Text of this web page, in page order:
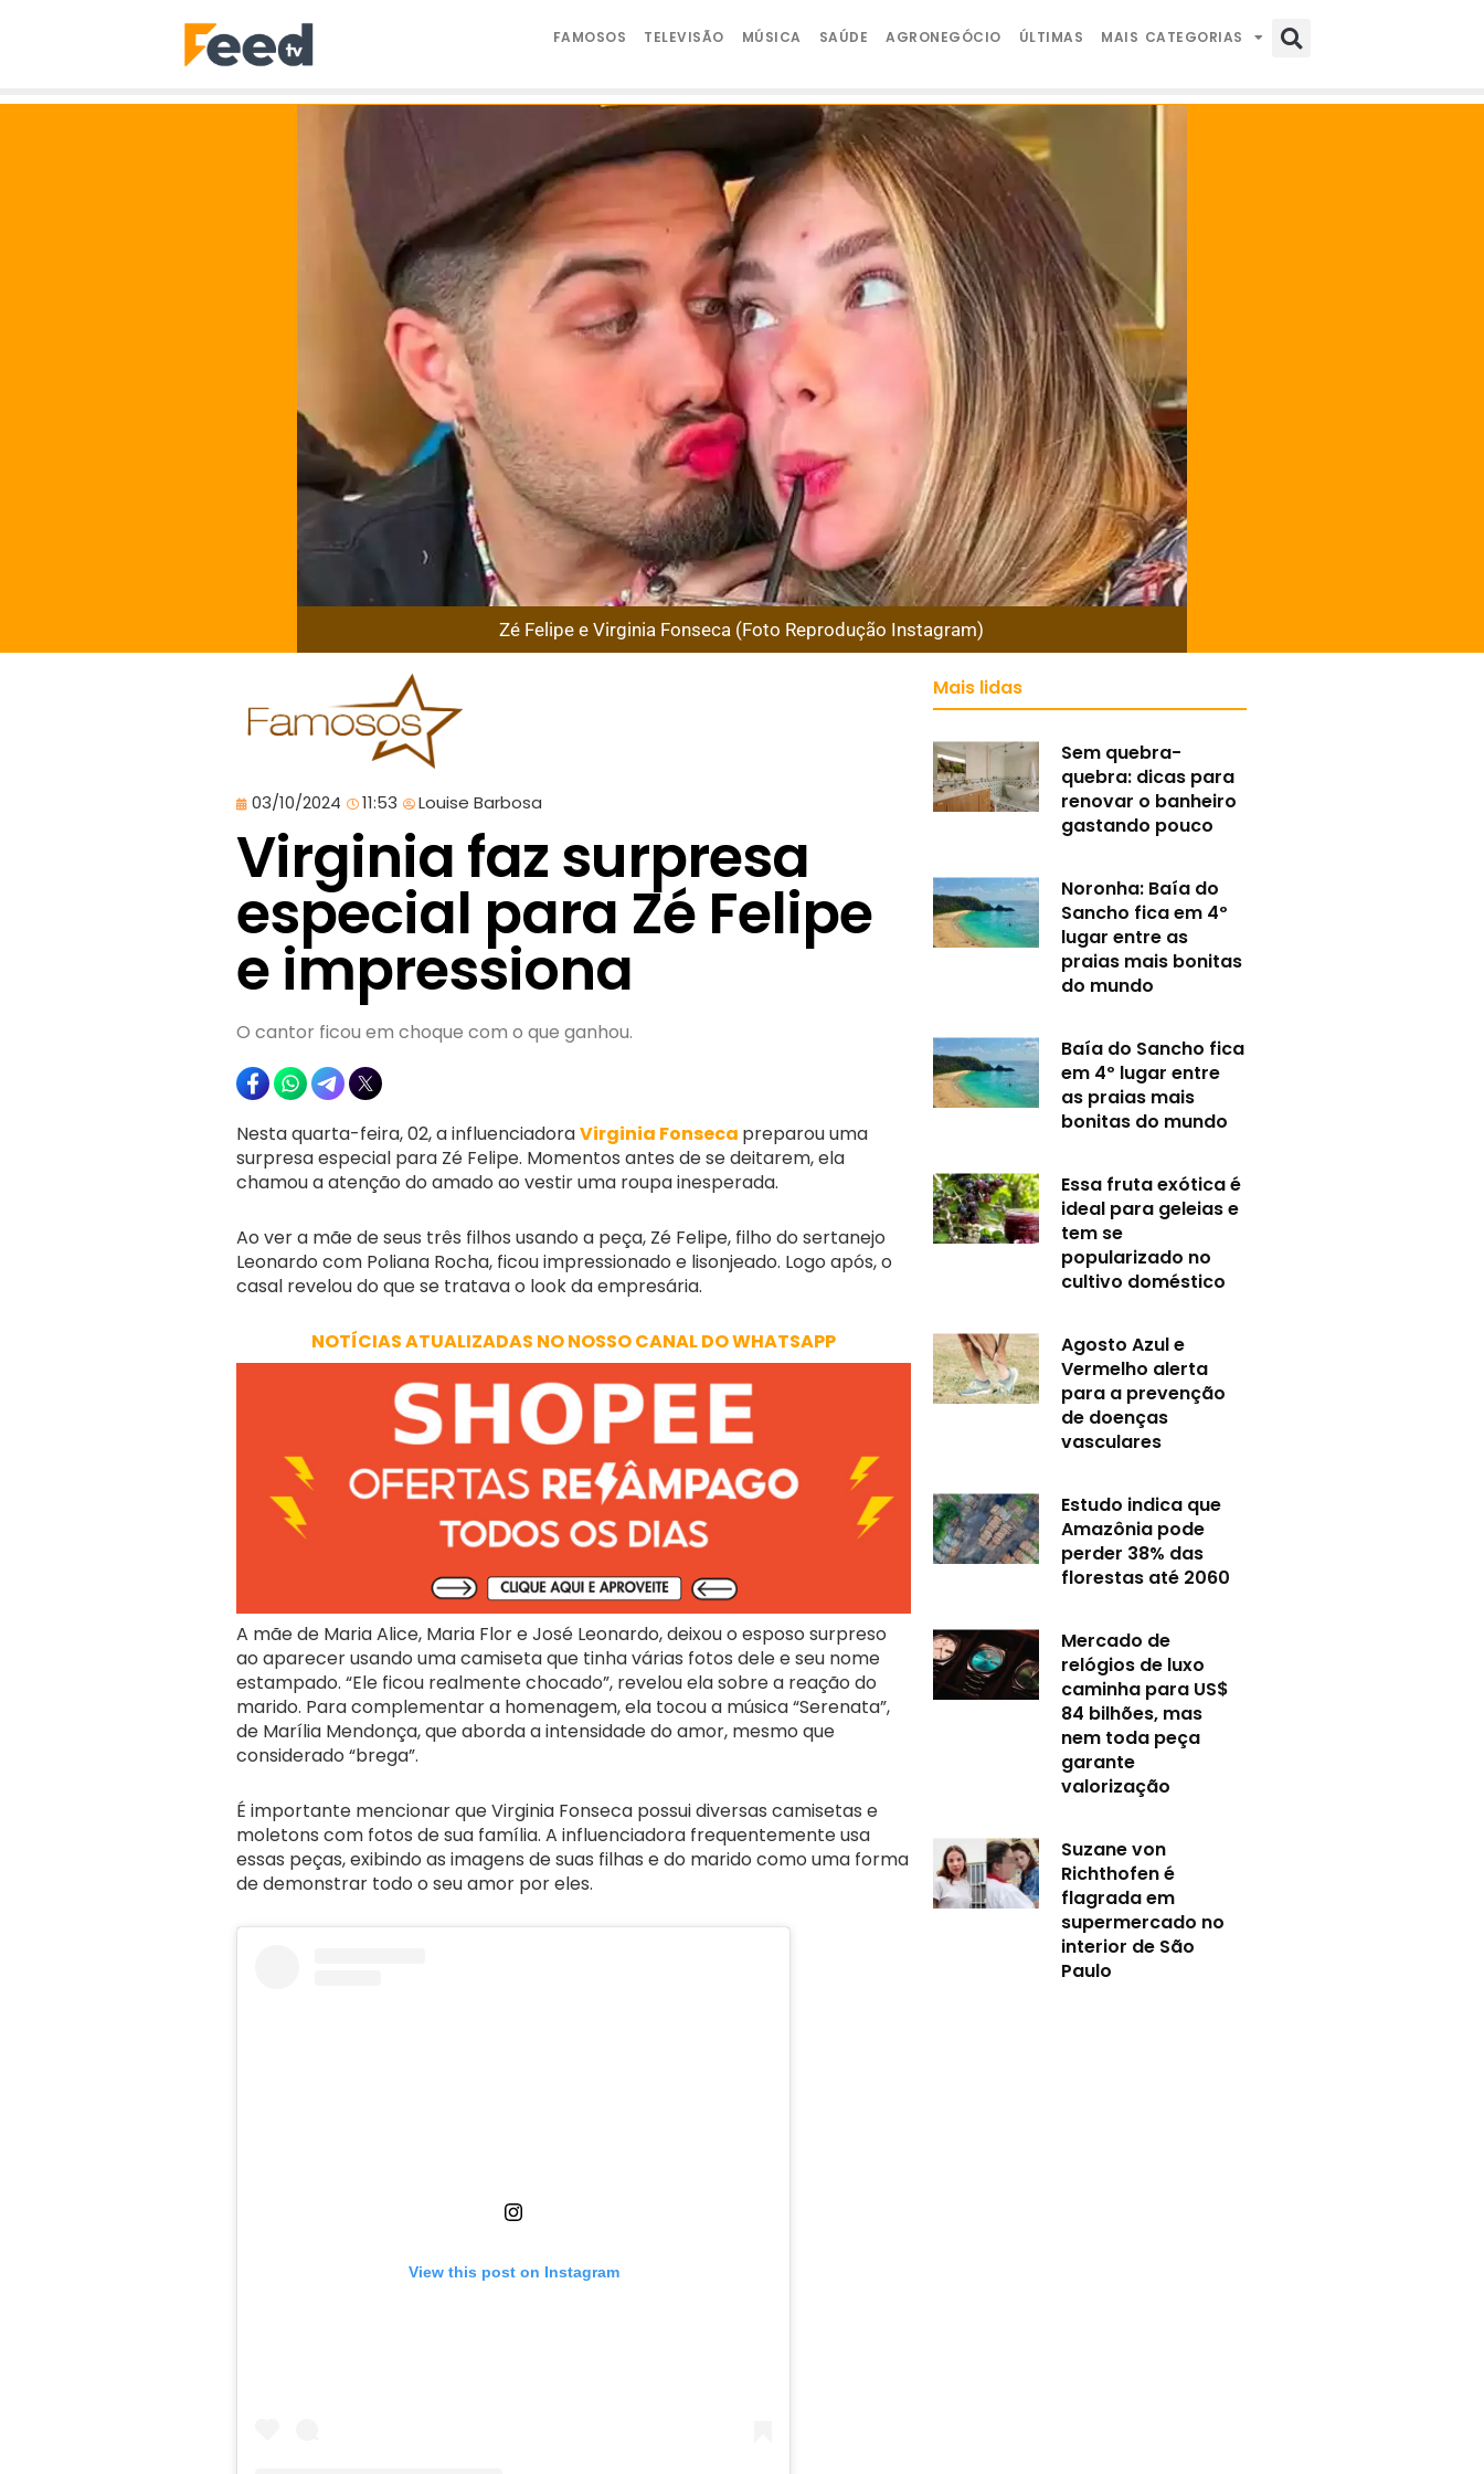
FAMOSOS TELEVISÃO MÚSICA SAÚDE AGRONEGÓCIO ÚLTIMAS MAIS CATEGORIAS
Zé Felipe e Virginia Fonseca (Foto Reprodução Instagram)
03/10/2024 11:53 Louise Barbosa
Virginia faz surpresa
especial para Zé Felipe
e impressiona
O cantor ficou em choque com o que ganhou.
Nesta quarta-feira, 02, a influenciadoraVirginia Fonseca preparou uma
surpresa especial para Zé Felipe. Momentos antes de se deitarem, ela
chamou a atenção do amado ao vestir uma roupa inesperada.
Ao ver a mãe de seus três filhos usando a peça, Zé Felipe, filho do sertanejo
Leonardo com Poliana Rocha, ficou impressionado e lisonjeado. Logo após, o
casal revelou do que se tratava o look da empresária.
NOTÍCIAS ATUALIZADAS NO NOSSO CANAL DO WHATSAPP
A mãe de Maria Alice, Maria Flor e José Leonardo, deixou o esposo surpreso
ao aparecer usando uma camiseta que tinha várias fotos dele e seu nome
estampado. “Ele ficou realmente chocado”, revelou ela sobre a reação do
marido. Para complementar a homenagem, ela tocou a música “Serenata”,
de Marília Mendonça, que aborda a intensidade do amor, mesmo que
considerado “brega”.
É importante mencionar que Virginia Fonseca possui diversas camisetas e
moletons com fotos de sua família. A influenciadora frequentemente usa
essas peças, exibindo as imagens de suas filhas e do marido como uma forma
de demonstrar todo o seu amor por eles.
View this post on Instagram
Mais lidas
Sem quebra-
quebra: dicas para
renovar o banheiro
gastando pouco
Noronha: Baía do
Sancho fica em 4º
lugar entre as
praias mais bonitas
do mundo
Baía do Sancho fica
em 4º lugar entre
as praias mais
bonitas do mundo
Essa fruta exótica é
ideal para geleias e
tem se
popularizado no
cultivo doméstico
Agosto Azul e
Vermelho alerta
para a prevenção
de doenças
vasculares
Estudo indica que
Amazônia pode
perder 38% das
florestas até 2060
Mercado de
relógios de luxo
caminha para US$
84 bilhões, mas
nem toda peça
garante
valorização
Suzane von
Richthofen é
flagrada em
supermercado no
interior de São
Paulo